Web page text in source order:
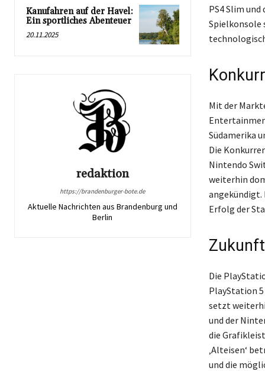
Kanufahren auf der Havel:
Ein sportliches Abenteuer
20.11.2025
redaktion
https://brandenburger-bote.de
Aktuelle Nachrichten aus Brandenburg und
Berlin
PS4 Slim
Spielkonsole
Mit der
Südamerika
Die
Nintendo
weiterhin
angekündigt.
Erfolg der
Die
PlayStation
setzt
und der
die
‚Alteisen‘
und die